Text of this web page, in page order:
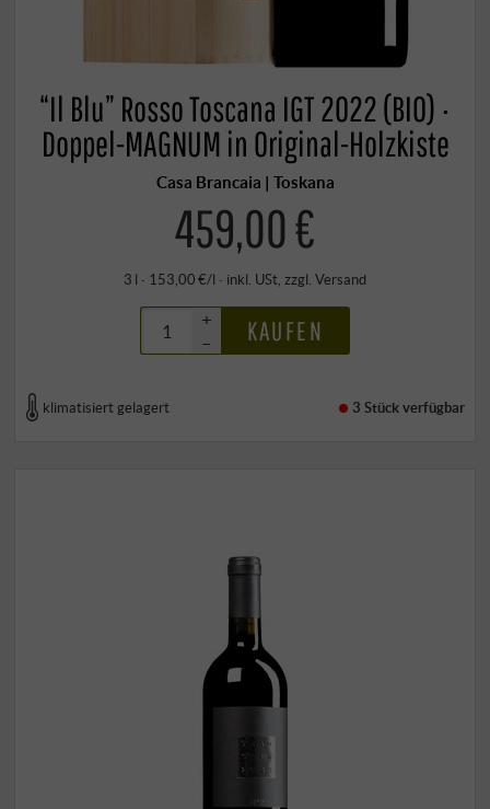
“Il Blu” Rosso Toscana IGT 2022 (BIO) ·
Doppel-MAGNUM in Original-Holzkiste
Casa Brancaia | Toskana
459,00 €
3 l · 153,00 €/l · inkl. USt, zzgl. Versand
+
–
KAUFEN
klimatisiert gelagert 3 Stückverfügbar